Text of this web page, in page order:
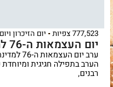
777,523 צפיות יום הזיכרון
יום העצמאות ה-76 למדינת ישראל
ערב
הערב בתפילה חגיגית
רבנים,